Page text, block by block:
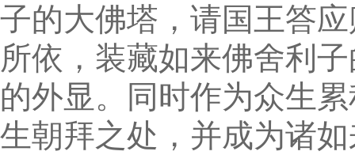
子的大佛塔，请国王答
所依，装藏如来佛舍利
的外显。同时作为众生
生朝拜之处，并成为诸